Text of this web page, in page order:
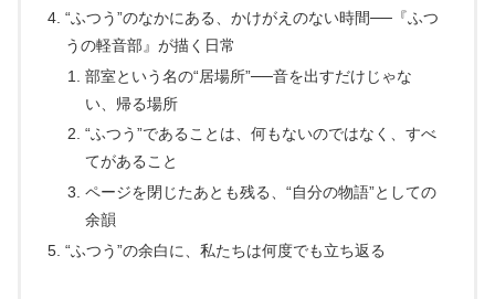
“ふつう”のなかにある、かけがえのない時間──『ふつ
うの軽音部』が描く日常
部室という名の“居場所”──音を出すだけじゃな
い、帰る場所
“ふつう”であることは、何もないのではなく、すべ
てがあること
ページを閉じたあとも残る、“自分の物語”としての
余韻
“ふつう”の余白に、私たちは何度でも立ち返る